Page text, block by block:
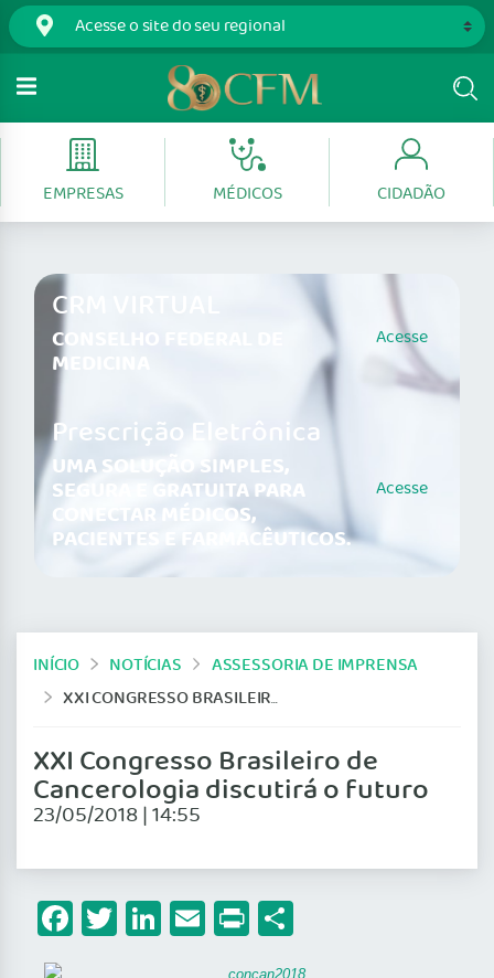
EMPRESAS MÉDICOS CIDADÃO
CRM VIRTUAL
CONSELHO FEDERAL DE
MEDICINA
Acesse
Prescrição Eletrônica
UMA SOLUÇÃO SIMPLES,
SEGURA E GRATUITA PARA
CONECTAR MÉDICOS,
PACIENTES E FARMACÊUTICOS.
Acesse
INÍCIO NOTÍCIAS
ASSESSORIA DE IMPRENSA
XXI CONGRESSO BRASILEIRO DE CANCEROLOGIA DISCUTIRÁ O FUTURO
XXI Congresso Brasileiro de
Cancerologia discutirá o futuro
23/05/2018 | 14:55
Facebook
Twitter
LinkedIn
Email
Print